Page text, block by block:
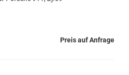
Preis auf Anfrage